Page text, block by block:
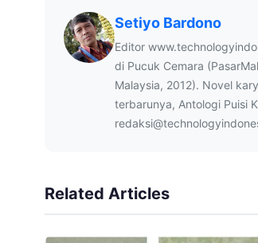
Setiyo Bardono
Editor
di Pucuk Cemara
Malaysia, 2012). Novel
terbarunya, Antologi Puisi
Related Articles